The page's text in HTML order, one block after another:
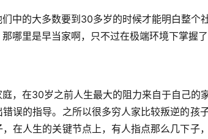
中的大多数要到30多岁的时候才能明白整个
哪里是早当家啊，只不过在极端环境下掌握
，在30岁之前人生最大的阻力来自于自己的
误的指导。之所以很多穷人家比较叛逆的孩
在人生的关键节点上，有人指点那么几下子